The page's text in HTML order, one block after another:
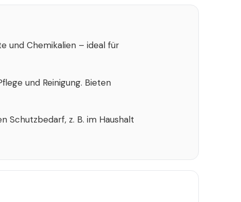
und Chemikalien – ideal für
und Reinigung. Bieten
Schutzbedarf, z. B. im Haushalt